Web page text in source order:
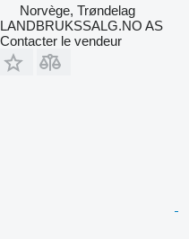
Norvège, Trøndelag
LANDBRUKSSALG.NO AS
Contacter le vendeur